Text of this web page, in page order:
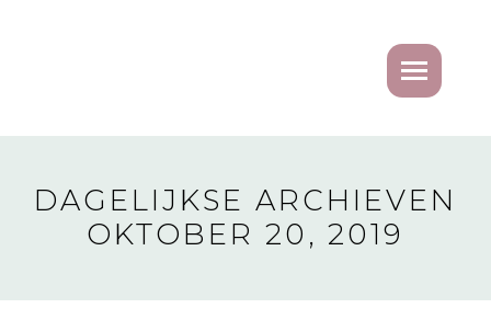
DAGELIJKSE ARCHIEVEN
OKTOBER 20, 2019